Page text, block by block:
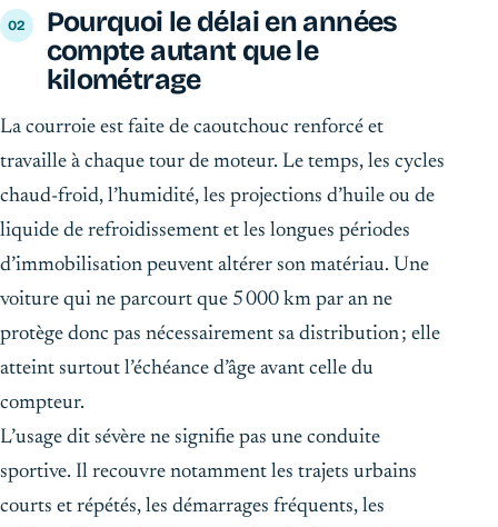
Pourquoi le délai en années
compte autant que le
kilométrage
La courroie est faite de caoutchouc renforcé et
travaille à chaque tour de moteur. Le temps, les cycles
chaud-froid, l’humidité, les projections d’huile ou de
liquide de refroidissement et les longues périodes
d’immobilisation peuvent altérer son matériau. Une
voiture qui ne parcourt que 5 000 km par an ne
protège donc pas nécessairement sa distribution ; elle
atteint surtout l’échéance d’âge avant celle du
compteur.
L’usage dit sévère ne signifie pas une conduite
sportive. Il recouvre notamment les trajets urbains
courts et répétés, les démarrages fréquents, les